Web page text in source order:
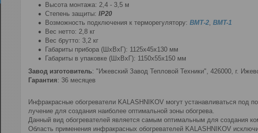
Высота монтажа: 2,4 - 3,5 м
Степень защиты: IP20
Возможность подключения к терморегулятору: ВМТ-2 BMT-1
Вес нетто: 2,8 кг
Вес брутто: 3,2 кг
Габариты прибора (ШхВхГ): 1125x45x130 мм
Габариты в упаковке (ШхВхГ): 1150x55x150 мм
Завод изготовитель: "Ижевский Завод Тепловой Техники", 426000, г.
Гарантия: 36 месяцев
Инфракрасные обогреватели KALASHNIKOV могут устанавливаться под
лучение для создания наиболее оптимальной зоны обогрева.
Данный вид обогревателей является самым оптимальным для создания
Область применения инфракрасных обогревателей KALASHNIKOV